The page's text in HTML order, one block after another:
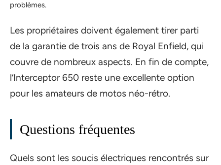
problèmes.
Les propriétaires doivent également tirer parti
de la garantie de trois ans de Royal Enfield, qui
couvre de nombreux aspects. En fin de compte,
l’Interceptor 650 reste une excellente option
pour les amateurs de motos néo-rétro.
Questions fréquentes
Quels sont les soucis électriques rencontrés sur